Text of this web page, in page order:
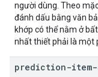
người dùng. Theo
đánh dấu bằng văn
khớp có thể nằm ở
nhất thiết phải là
prediction-item-